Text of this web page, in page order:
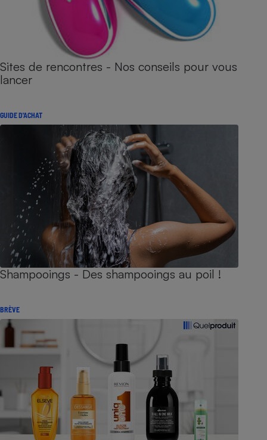
Sites de rencontres - Nos conseils pour vous
lancer
GUIDE D'ACHAT
Shampooings - Des shampooings au poil !
BRÈVE